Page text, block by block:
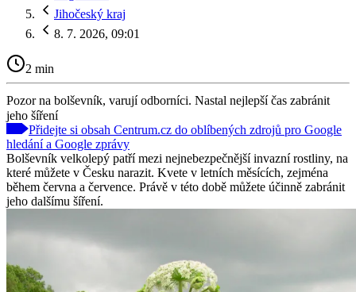
Jihočeský kraj
8. 7. 2026, 09:01
2 min
Pozor na bolševník, varují odborníci. Nastal nejlepší čas zabránit
jeho šíření
Přidejte si obsah Centrum.cz do oblíbených zdrojů pro Google
hledání a Google zprávy
Bolševník velkolepý patří mezi nejnebezpečnější invazní rostliny, na
které můžete v Česku narazit. Kvete v letních měsících, zejména
během června a července. Právě v této době můžete účinně zabránit
jeho dalšímu šíření.